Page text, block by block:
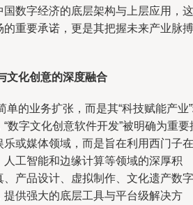
数字经济的底层架构与上层应用，这
重要承诺，更是其把握未来产业脉搏
文化创意的深度融合
的业务扩张，而是其“科技赋能产业
数字文化创意软件开发”被明确为重要
或媒体领域，而是旨在利用西门子在
工智能和边缘计算等领域的深厚积
产品设计、虚拟制作、文化遗产数字
供强大的底层工具与平台级解决方